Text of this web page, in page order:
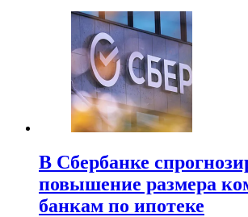
В Сбербанке
повышение размера
банкам по ипотеке